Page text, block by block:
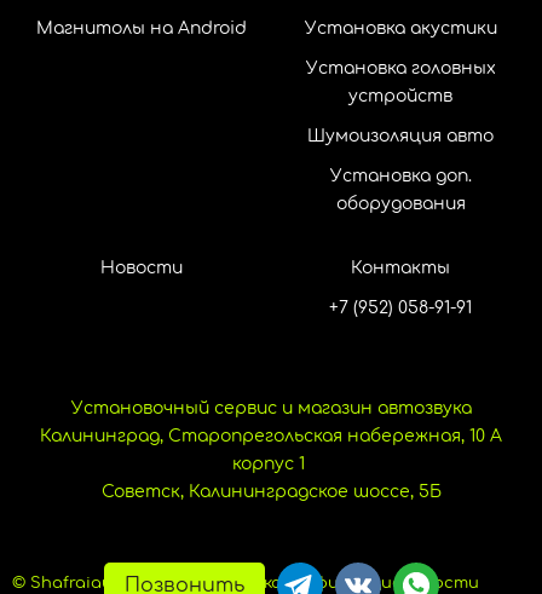
Магнитолы на Android Установка акустики
Установка головных
устройств
Шумоизоляция авто
Установка доп.
оборудования
Новости Контакты
+7 (952) 058-91-91
Установочный сервис и магазин автозвука
Калининград, Старопрегольская набережная, 10 А
корпус 1
Советск, Калининградское шоссе, 5Б
© Shafraiaudio, 2024.Политика конфиденциальности
Позвонить